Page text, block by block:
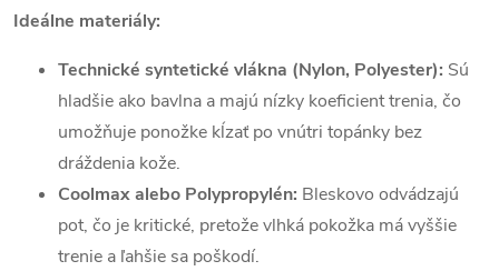
Ideálne materiály:
Technické syntetické vlákna (Nylon, Polyester): Sú
hladšie ako bavlna a majú nízky koeficient trenia, čo
umožňuje ponožke kĺzať po vnútri topánky bez
dráždenia kože.
Coolmax alebo Polypropylén: Bleskovo odvádzajú
pot, čo je kritické, pretože vlhká pokožka má vyššie
trenie a ľahšie sa poškodí.